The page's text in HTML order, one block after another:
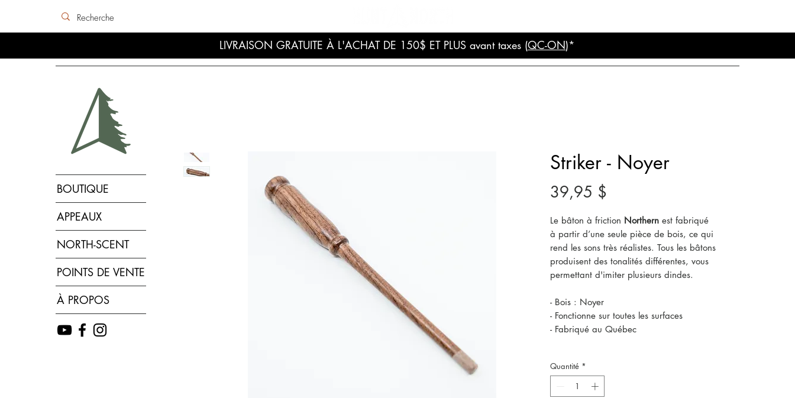
LIVRAISON GRATUITE À L'ACHAT DE 150$ ET PLUS avant taxes (QC-ON)*
Striker - Noyer
39,95 $
Le bâton à friction Northern est fabriqué
à partir d’une seule pièce de bois, ce qui
rend les sons très réalistes. Tous les bâtons
produisent des tonalités différentes, vous
permettant d'imiter plusieurs dindes.
- Bois : Noyer
- Fonctionne sur toutes les surfaces
- Fabriqué au Québec
Quantité *
BOUTIQUE
APPEAUX
NORTH-SCENT
POINTS DE VENTE
À PROPOS